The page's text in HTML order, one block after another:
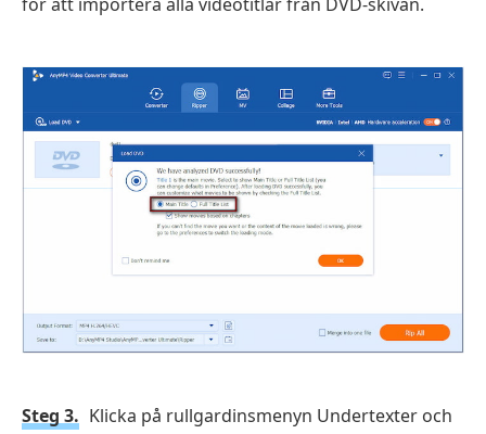
Steg 3. Klicka på rullgardinsmenyn Undertexter och